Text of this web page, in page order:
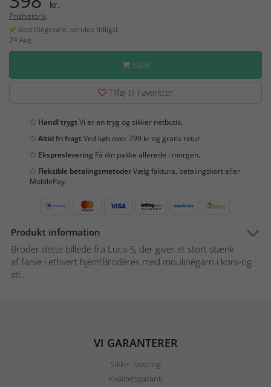
kr.
Prishistorik
Bestillingsvare, sendes tidligst
24 Aug
KØB
Tilføj til Favoritter
Handl trygtVi er en tryg og sikker netbutik.
Altid fri fragtVed køb over 799 kr og gratis retur.
Ekspreslevering Få din pakke allerede i morgen.
Fleksible betalingsmetoderVælg faktura, betalingskort eller
MobilePay.
Produkt information
Broder dette billede fra Luca-S, der giver et stort stænk
af farve i ethvert hjem!Broderes med moulinégarn i kors-og
sti...
VI GARANTERER
Sikker levering
Kvalitetsgaranti